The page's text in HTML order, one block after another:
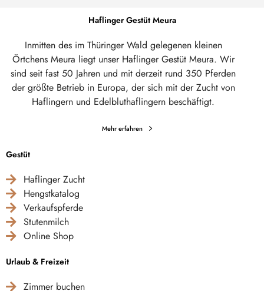
Haflinger Gestüt Meura
Inmitten des im Thüringer Wald gelegenen kleinen
Örtchens Meura liegt unser Haflinger Gestüt Meura. Wir
sind seit fast 50 Jahren und mit derzeit rund 350 Pferden
der größte Betrieb in Europa, der sich mit der Zucht von
Haflingern und Edelbluthaflingern beschäftigt.
Mehr erfahren
Gestüt
Haflinger Zucht
Hengstkatalog
Verkaufspferde
Stutenmilch
Online Shop
Urlaub & Freizeit
Zimmer buchen